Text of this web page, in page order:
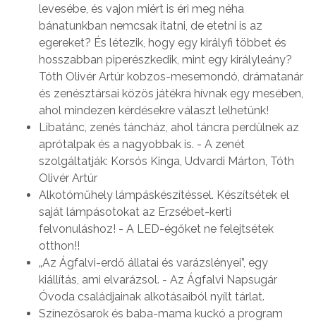
levesébe, és vajon miért is éri meg néha
bánatunkban nemcsak itatni, de etetni is az
egereket? És létezik, hogy egy királyfi többet és
hosszabban piperészkedik, mint egy királyleány?
Tóth Olivér Artúr kobzos-mesemondó, drámatanár
és zenésztársai közös játékra hívnak egy mesében,
ahol mindezen kérdésekre választ lelhetünk!
Libatánc, zenés táncház, ahol táncra perdülnek az
aprótalpak és a nagyobbak is. - A zenét
szolgáltatják: Korsós Kinga, Udvardi Márton, Tóth
Olivér Artúr
Alkotóműhely lámpáskészítéssel. Készítsétek el
saját lámpásotokat az Erzsébet-kerti
felvonuláshoz! - A LED-égőket ne felejtsétek
otthon!!
„Az Ágfalvi-erdő állatai és varázslényei”, egy
kiállítás, ami elvarázsol. - Az Ágfalvi Napsugár
Óvoda családjainak alkotásaiból nyílt tárlat.
Színezősarok és baba-mama kuckó a program